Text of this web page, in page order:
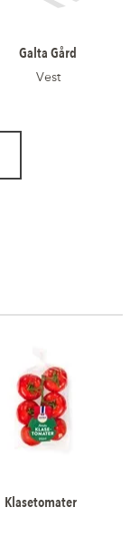
Galta Gård
Vest
Klasetomater